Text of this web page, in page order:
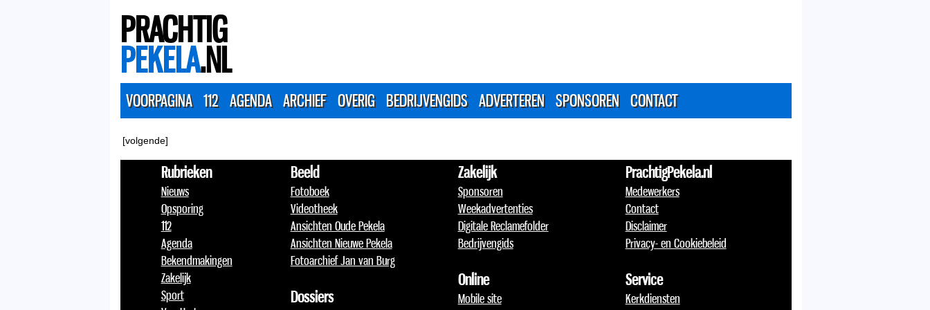
PRACHTIG
PEKELA.NL
VOORPAGINA 112 AGENDA ARCHIEF OVERIG BEDRIJVENGIDS ADVERTEREN SPONSOREN CONTACT
[volgende]
Rubrieken
Nieuws
Opsporing
112
Agenda
Bekendmakingen
Zakelijk
Sport
Beeld
Fotoboek
Videotheek
Ansichten Oude Pekela
Ansichten Nieuwe Pekela
Fotoarchief Jan van Burg
Dossiers
Zakelijk
Sponsoren
Weekadvertenties
Digitale Reclamefolder
Bedrijvengids
Online
Mobile site
PrachtigPekela.nl
Medewerkers
Contact
Disclaimer
Privacy- en Cookiebeleid
Service
Kerkdiensten